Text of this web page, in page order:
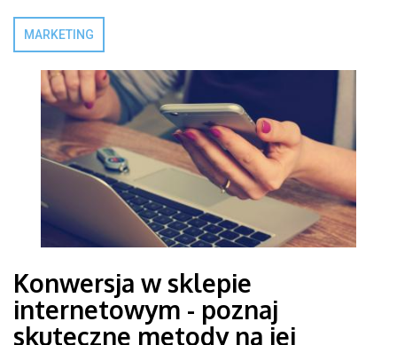
MARKETING
Konwersja w sklepie
internetowym - poznaj
skuteczne metody na jej